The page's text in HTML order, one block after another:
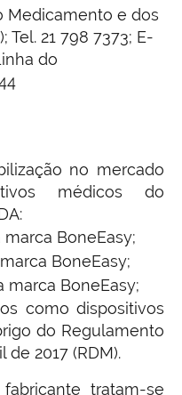
Medicamento e dos
Tel. 21 798 7373; E-
do
no mercado
médicos do
BoneEasy;
BoneEasy;
BoneEasy;
como dispositivos
do Regulamento
de 2017 (RDM).
tratam-se